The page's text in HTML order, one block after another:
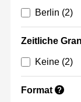
Berlin (2)
Zeitliche
Keine (2)
Format ?